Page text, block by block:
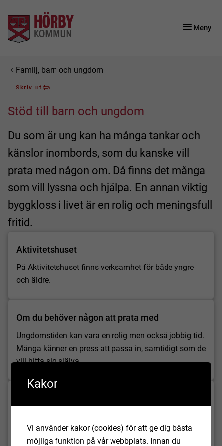
Gå till innehåll
Gå till huvudmeny
Gå till sidomeny
Meny
Du är här:
Familj, barn och ungdom
Skriv ut
Stöd till barn och ungdom
Du som är ung kan ha många tankar och
känslor inombords, som du kanske vill
prata med någon om. Då finns det många
som vill lyssna och hjälpa. En annan viktig
byggkloss i livet är en rolig och meningsfull
fritid.
Aktivitetshuset
På Aktivitetshuset finns verksamhet för både yngre
och äldre.
Om du behöver någon att prata med
Ungdomstiden kan vara en rolig men också jobbig tid.
Många känner en press att passa in, samtidigt som de
vill hitta sig själva.
och för dig som redan kommit en bit i ditt ämne.
Kakor
Vi använder kakor (cookies) för att ge dig bästa
möjliga funktion på vår webbplats. Innan du